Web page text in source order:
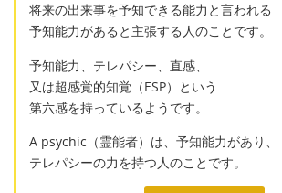
将来の出来事を予知できる能力と言われる
予知能力があると主張する人のことです。
予知能力、テレパシー、直感、
又は超感覚的知覚（ESP）という
第六感を持っているようです。
A psychic（霊能者）は、予知能力があり、
テレパシーの力を持つ人のことです。